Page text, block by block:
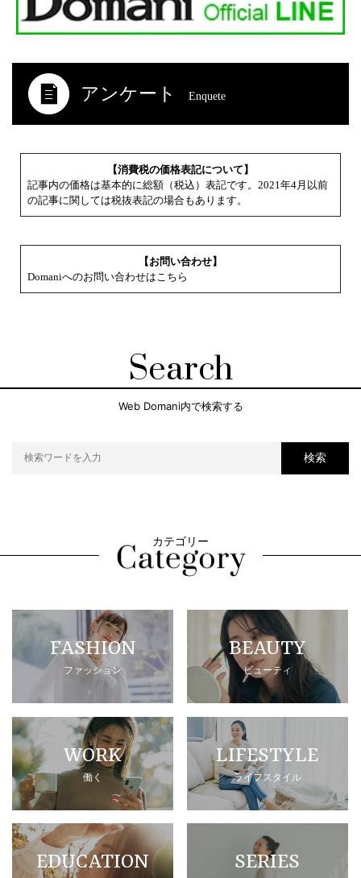
アンケート Enquete
【消費税の価格表記について】
記事内の価格は基本的に総額（税込）表記です。2021年4月以前
の記事に関しては税抜表記の場合もあります。
【お問い合わせ】
Domaniへのお問い合わせはこちら
Search
Web Domani内で検索する
検索
カテゴリー
FASHION
ファッション
BEAUTY
ビューティ
WORK
働く
LIFESTYLE
ライフスタイル
EDUCATION SERIES